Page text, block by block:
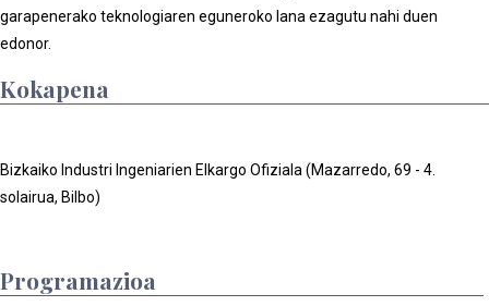
garapenerako teknologiaren eguneroko lana ezagutu nahi duen
edonor.
Kokapena
Bizkaiko Industri Ingeniarien Elkargo Ofiziala (Mazarredo, 69 - 4.
solairua, Bilbo)
Programazioa